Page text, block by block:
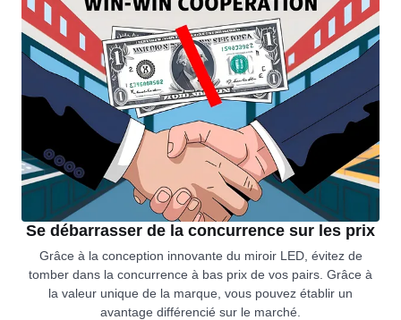
Se débarrasser de la concurrence sur les prix
Grâce à la conception innovante du miroir LED, évitez de
tomber dans la concurrence à bas prix de vos pairs. Grâce à
la valeur unique de la marque, vous pouvez établir un
avantage différencié sur le marché.